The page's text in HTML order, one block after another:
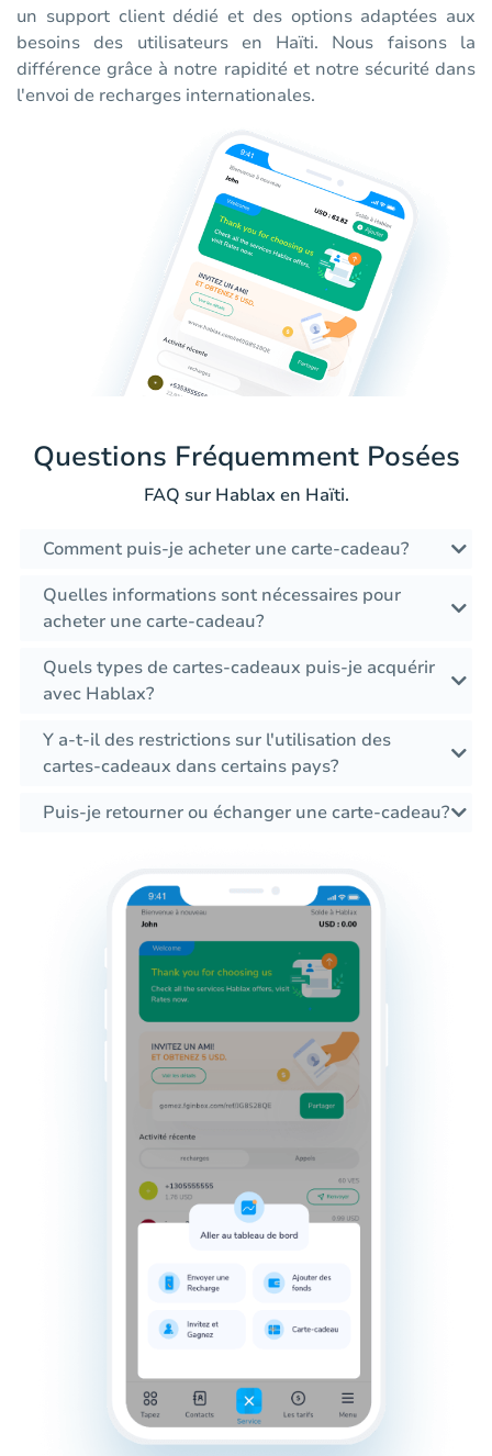
un support client dédié et des options adaptées aux
besoins des utilisateurs en Haïti. Nous faisons la
différence grâce à notre rapidité et notre sécurité dans
l'envoi de recharges internationales.
Questions Fréquemment Posées
FAQ sur Hablax en Haïti.
Comment puis-je acheter une carte-cadeau?
Quelles informations sont nécessaires pour
acheter une carte-cadeau?
Quels types de cartes-cadeaux puis-je acquérir
avec Hablax?
Y a-t-il des restrictions sur l'utilisation des
cartes-cadeaux dans certains pays?
Puis-je retourner ou échanger une carte-cadeau?